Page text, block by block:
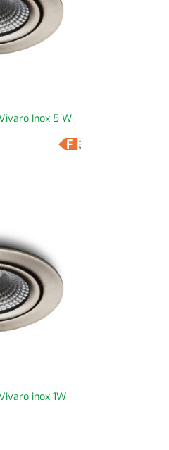
Inox 5 W
inox 1W